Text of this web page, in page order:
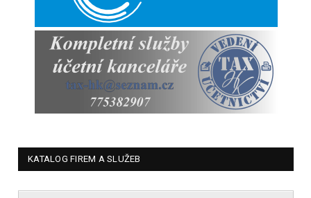
KATALOG FIREM A SLUŽEB